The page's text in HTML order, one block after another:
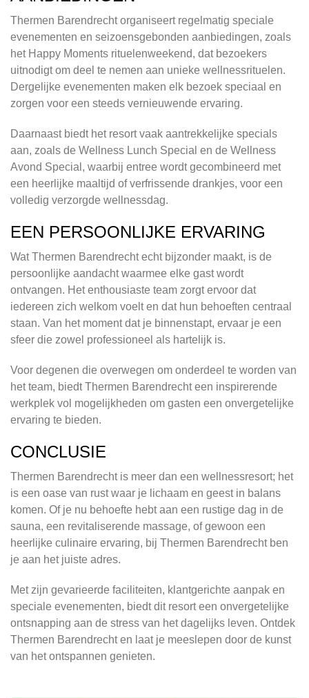
Thermen Barendrecht organiseert regelmatig speciale
evenementen en seizoensgebonden aanbiedingen, zoals
het Happy Moments rituelenweekend, dat bezoekers
uitnodigt om deel te nemen aan unieke wellnessrituelen.
Dergelijke evenementen maken elk bezoek speciaal en
zorgen voor een steeds vernieuwende ervaring.
Daarnaast biedt het resort vaak aantrekkelijke specials
aan, zoals de Wellness Lunch Special en de Wellness
Avond Special, waarbij entree wordt gecombineerd met
een heerlijke maaltijd of verfrissende drankjes, voor een
volledig verzorgde wellnessdag.
EEN PERSOONLIJKE ERVARING
Wat Thermen Barendrecht echt bijzonder maakt, is de
persoonlijke aandacht waarmee elke gast wordt
ontvangen. Het enthousiaste team zorgt ervoor dat
iedereen zich welkom voelt en dat hun behoeften centraal
staan. Van het moment dat je binnenstapt, ervaar je een
sfeer die zowel professioneel als hartelijk is.
Voor degenen die overwegen om onderdeel te worden van
het team, biedt Thermen Barendrecht een inspirerende
werkplek vol mogelijkheden om gasten een onvergetelijke
ervaring te bieden.
CONCLUSIE
Thermen Barendrecht is meer dan een wellnessresort; het
is een oase van rust waar je lichaam en geest in balans
komen. Of je nu behoefte hebt aan een rustige dag in de
sauna, een revitaliserende massage, of gewoon een
heerlijke culinaire ervaring, bij Thermen Barendrecht ben
je aan het juiste adres.
Met zijn gevarieerde faciliteiten, klantgerichte aanpak en
speciale evenementen, biedt dit resort een onvergetelijke
ontsnapping aan de stress van het dagelijks leven. Ontdek
Thermen Barendrecht en laat je meeslepen door de kunst
van het ontspannen genieten.